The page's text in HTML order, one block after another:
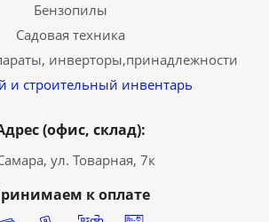
Бензопилы
Садовая техника
инверторы,принадлежности
и строительный инвентарь
(офис, склад):
ул. Товарная, 7к
к оплате